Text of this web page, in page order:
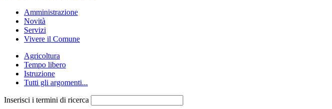
Amministrazione
Novità
Servizi
Vivere il Comune
Agricoltura
Tempo libero
Istruzione
Tutti gli argomenti...
Inserisci i termini di ricerca